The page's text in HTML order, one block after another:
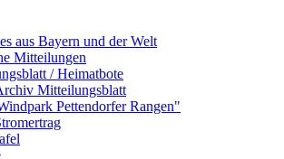
aus Bayern und der Welt
Mitteilungen
/ Heimatbote
Mitteilungsblatt
Pettendorfer Rangen"